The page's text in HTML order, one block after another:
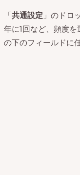
「共通設定 」のドロ
年に1回など、頻度
の下のフィールドに